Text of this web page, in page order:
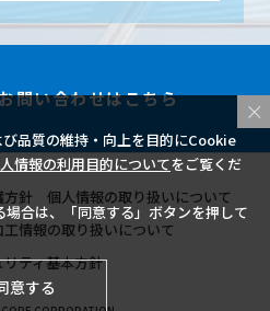
問い合わせはこちら
方針
個人情報の取り扱いについて
情報の取り扱いについて
ティ基本方針
品質の維持・向上を目的にCookie
情報の利用目的についてをご覧くだ
合は、「同意する」ボタンを押して
意する